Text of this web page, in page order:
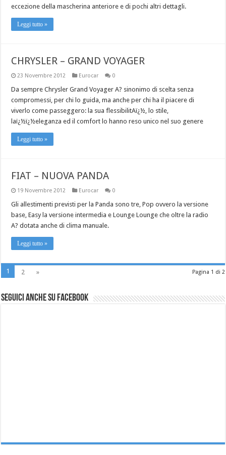
eccezione della mascherina anteriore e di pochi altri dettagli.
Leggi tutto »
CHRYSLER – GRAND VOYAGER
23 Novembre 2012 Eurocar 0
Da sempre Chrysler Grand Voyager A? sinonimo di scelta senza
compromessi, per chi lo guida, ma anche per chi ha il piacere di
viverlo come passeggero: la sua flessibilitAï¿½, lo stile,
laï¿½ï¿½eleganza ed il comfort lo hanno reso unico nel suo genere
Leggi tutto »
FIAT – NUOVA PANDA
19 Novembre 2012 Eurocar 0
Gli allestimenti previsti per la Panda sono tre, Pop ovvero la versione
base, Easy la versione intermedia e Lounge Lounge che oltre la radio
A? dotata anche di clima manuale.
Leggi tutto »
Pagina 1 di 2
1 2 »
Seguici anche su Facebook